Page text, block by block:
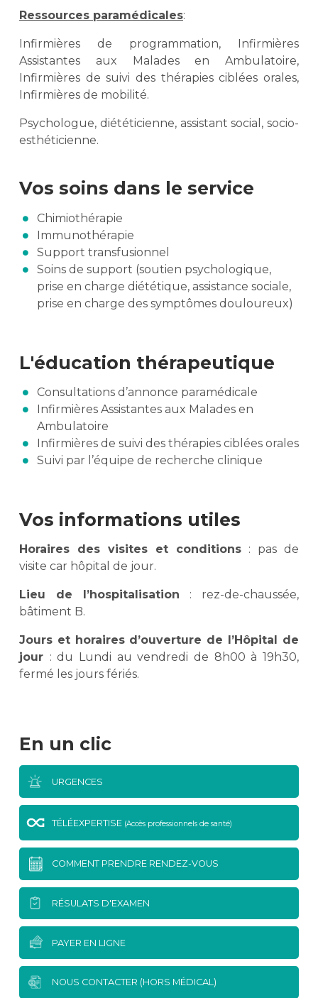
Ressources paramédicales:
Infirmières de programmation, Infirmières
Assistantes aux Malades en Ambulatoire,
Infirmières de suivi des thérapies ciblées orales,
Infirmières de mobilité.
Psychologue, diététicienne, assistant social, socio-
esthéticienne.
Vos soins dans le service
Chimiothérapie
Immunothérapie
Support transfusionnel
Soins de support (soutien psychologique,
prise en charge diététique, assistance sociale,
prise en charge des symptômes douloureux)
L'éducation thérapeutique
Consultations d’annonce paramédicale
Infirmières Assistantes aux Malades en
Ambulatoire
Infirmières de suivi des thérapies ciblées orales
Suivi par l’équipe de recherche clinique
Vos informations utiles
Horaires des visites et conditions : pas de
visite car hôpital de jour.
Lieu de l’hospitalisation : rez-de-chaussée,
bâtiment B.
Jours et horaires d’ouverture de l’Hôpital de
jour : du Lundi au vendredi de 8h00 à 19h30,
fermé les jours fériés.
En un clic
URGENCES
TÉLÉEXPERTISE (Accès professionnels de santé)
COMMENT PRENDRE RENDEZ-VOUS
RÉSULATS D'EXAMEN
PAYER EN LIGNE
NOUS CONTACTER (HORS MÉDICAL)